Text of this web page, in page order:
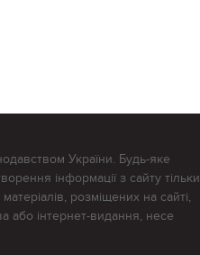
України. Будь-яке
інформації з сайту тільки
розміщених на сайті,
або інтернет-видання, несе